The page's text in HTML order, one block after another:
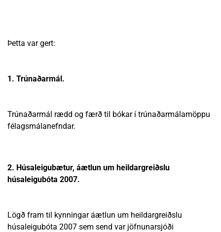
Þetta var gert:
1. Trúnaðarmál.
Trúnaðarmál rædd og færð til bókar í trúnaðarmálamöppu
félagsmálanefndar.
2. Húsaleigubætur, áætlun um heildargreiðslu
húsaleigubóta 2007.
Lögð fram til kynningar áætlun um heildargreiðslu
húsaleigubóta 2007 sem send var jöfnunarsjóði